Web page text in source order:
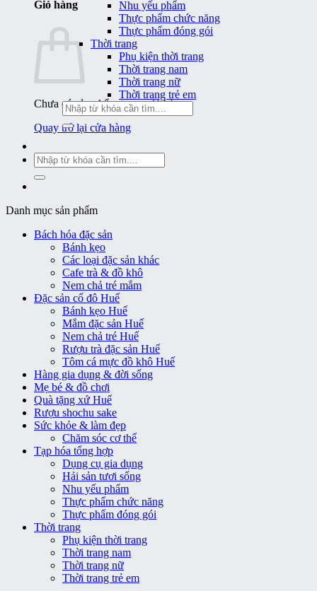
Giỏ hàng
Chưa có sản phẩm trong giỏ hàng.
Quay trở lại cửa hàng
Nhu yếu phẩm
Thực phẩm chức năng
Thực phẩm đóng gói
Thời trang
Phụ kiện thời trang
Thời trang nam
Thời trang nữ
Thời trang trẻ em
Tìm
kiếm:
Tìm
kiếm:
Danh mục sản phẩm
Bách hóa đặc sản
Bánh kẹo
Các loại đặc sản khác
Cafe trà & đồ khô
Nem chả tré mắm
Đặc sản cố đô Huế
Bánh kẹo Huế
Mắm đặc sản Huế
Nem chả tré Huế
Rượu trà đặc sản Huế
Tôm cá mực đồ khô Huế
Hàng gia dụng & đời sống
Mẹ bé & đồ chơi
Quà tặng xứ Huế
Rượu shochu sake
Sức khỏe & làm đẹp
Chăm sóc cơ thể
Tạp hóa tổng hợp
Dụng cụ gia dụng
Hải sản tươi sống
Nhu yếu phẩm
Thực phẩm chức năng
Thực phẩm đóng gói
Thời trang
Phụ kiện thời trang
Thời trang nam
Thời trang nữ
Thời trang trẻ em